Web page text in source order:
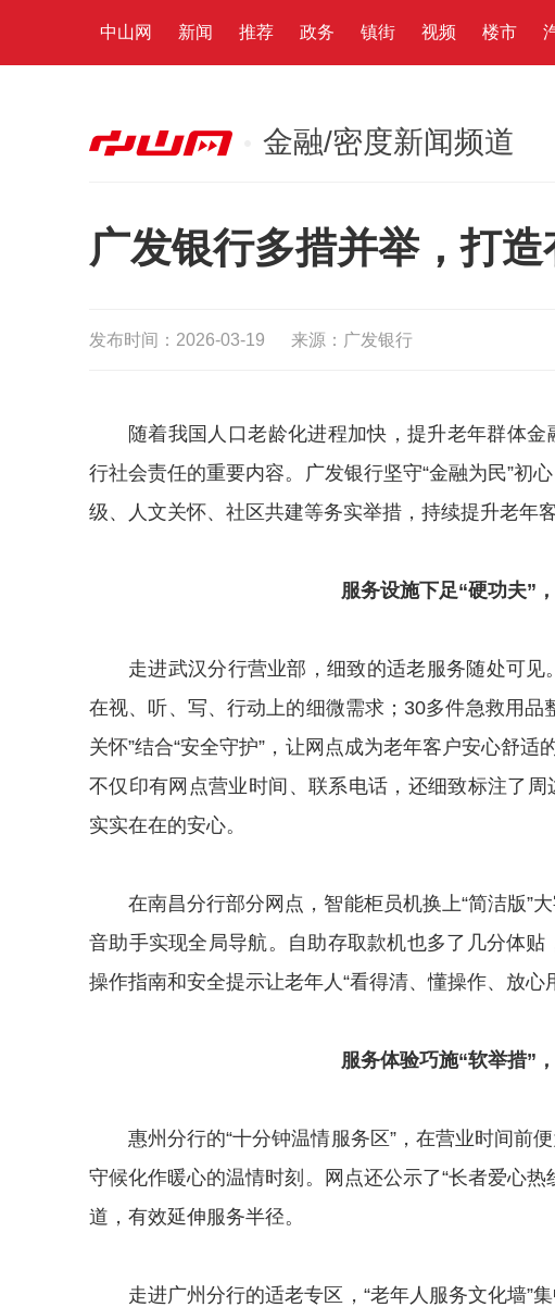
中山网 新闻 推荐 政务 镇街 视频 楼市
金融/密度新闻频道
广发银行多措并举，打
发布时间：2026-03-19 来源：广发银行
随着我国人口老龄化进程加快，提升老年群体
行社会责任的重要内容。广发银行坚守“金融为民”初
级、人文关怀、社区共建等务实举措，持续提升老年
服务设施下足“硬功夫”，
走进武汉分行营业部，细致的适老服务随处可
在视、听、写、行动上的细微需求；30多件急救用品
关怀”结合“安全守护”，让网点成为老年客户安心舒适
不仅印有网点营业时间、联系电话，还细致标注了
实实在在的安心。
在南昌分行部分网点，智能柜员机换上“简洁版”
音助手实现全局导航。自助存取款机也多了几分体
操作指南和安全提示让老年人“看得清、懂操作、放心用
服务体验巧施“软举措”，
惠州分行的“十分钟温情服务区”，在营业时间前
守候化作暖心的温情时刻。网点还公示了“长者爱心
道，有效延伸服务半径。
走进广州分行的适老专区，“老年人服务文化墙”